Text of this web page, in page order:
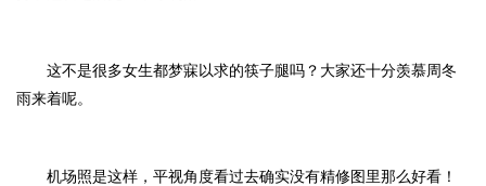
这不是很多女生都梦寐以求的筷子腿吗？大家还十分羡慕周冬
雨来着呢。
机场照是这样，平视角度看过去确实没有精修图里那么好看！